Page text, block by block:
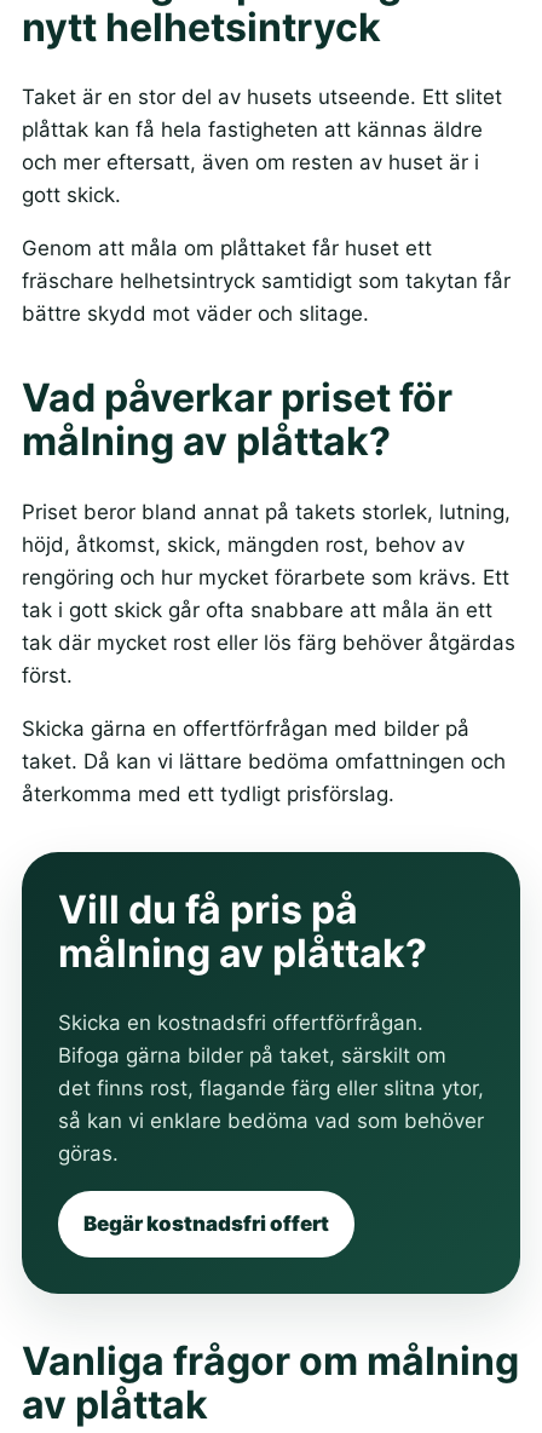
nytt helhetsintryck
Taket är en stor del av husets utseende. Ett slitet
plåttak kan få hela fastigheten att kännas äldre
och mer eftersatt, även om resten av huset är i
gott skick.
Genom att måla om plåttaket får huset ett
fräschare helhetsintryck samtidigt som takytan får
bättre skydd mot väder och slitage.
Vad påverkar priset för
målning av plåttak?
Priset beror bland annat på takets storlek, lutning,
höjd, åtkomst, skick, mängden rost, behov av
rengöring och hur mycket förarbete som krävs. Ett
tak i gott skick går ofta snabbare att måla än ett
tak där mycket rost eller lös färg behöver åtgärdas
först.
Skicka gärna en offertförfrågan med bilder på
taket. Då kan vi lättare bedöma omfattningen och
återkomma med ett tydligt prisförslag.
Vill du få pris på
målning av plåttak?
Skicka en kostnadsfri offertförfrågan.
Bifoga gärna bilder på taket, särskilt om
det finns rost, flagande färg eller slitna ytor,
så kan vi enklare bedöma vad som behöver
göras.
Begär kostnadsfri offert
Vanliga frågor om målning
av plåttak